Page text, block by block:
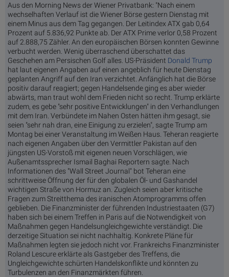
Aus den Morning News der Wiener Privatbank: "Nach einem
wechselhaften Verlauf ist die Wiener Börse gestern Dienstag mit
einem Minus aus dem Tag gegangen. Der Leitindex ATX gab 0,64
Prozent auf 5.836,92 Punkte ab. Der ATX Prime verlor 0,58 Prozent
auf 2.888,75 Zähler. An den europäischen Börsen konnten Gewinne
verbucht werden. Wenig überraschend überschattet das
Geschehen am Persischen Golf alles. US-Präsident Donald Trump
hat laut eigenen Angaben auf einen angeblich für heute Dienstag
geplanten Angriff auf den Iran verzichtet. Anfänglich hat die Börse
positiv darauf reagiert; gegen Handelsende ging es aber wieder
abwärts, man traut wohl dem Frieden nicht so recht. Trump erklärte
zudem, es gebe "sehr positive Entwicklungen" in den Verhandlungen
mit dem Iran. Verbündete im Nahen Osten hätten ihm gesagt, sie
seien "sehr nah dran, eine Einigung zu erzielen", sagte Trump am
Montag bei einer Veranstaltung im Weißen Haus. Teheran reagierte
nach eigenen Angaben über den Vermittler Pakistan auf den
jüngsten US-Vorstoß mit eigenen neuen Vorschlägen, wie
Außenamtssprecher Ismail Baghai Reportern sagte. Nach
Informationen des "Wall Street Journal" bot Teheran eine
schrittweise Öffnung der für den globalen Öl- und Gashandel
wichtigen Straße von Hormuz an. Zugleich seien aber kritische
Fragen zum Streitthema des iranischen Atomprogramms offen
geblieben. Die Finanzminister der führenden Industriestaaten (G7)
haben sich bei einem Treffen in Paris auf die Notwendigkeit von
Maßnahmen gegen Handelsungleichgewichte verständigt. Die
derzeitige Situation sei nicht nachhaltig. Konkrete Pläne für
Maßnahmen legten sie jedoch nicht vor. Frankreichs Finanzminister
Roland Lescure erklärte als Gastgeber des Treffens, die
Ungleichgewichte schürten Handelskonflikte und könnten zu
Turbulenzen an den Finanzmärkten führen.